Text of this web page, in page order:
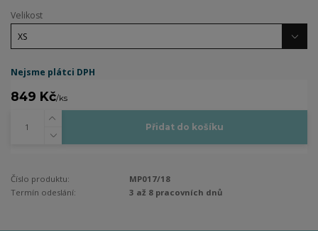
Velikost
Nejsme plátci DPH
849 Kč/ks
Přidat do košíku
Číslo produktu:
MP017/18
Termín odeslání:
3 až 8 pracovních dnů